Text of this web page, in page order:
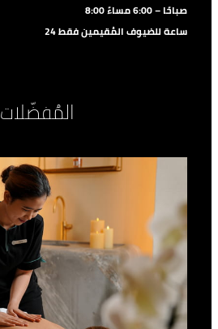
8:00 صباحًا – 6:00 مساءً
24 ساعة للضيوف المُقيمين فقط
المُفضّلات